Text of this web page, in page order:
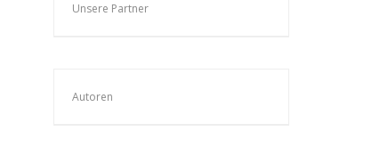
Unsere Partner
Autoren